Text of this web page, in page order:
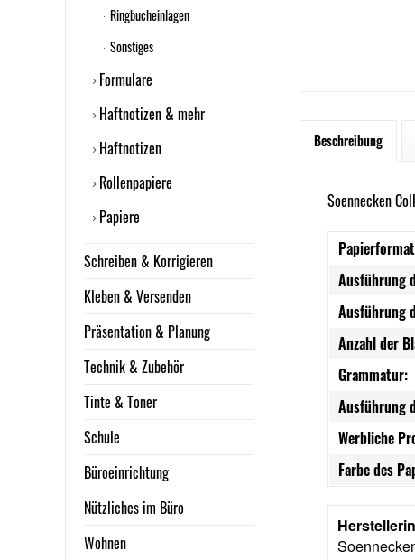
Ringbucheinlagen
Sonstiges
Formulare
Haftnotizen & mehr
Haftnotizen
Rollenpapiere
Papiere
Schreiben & Korrigieren
Kleben & Versenden
Präsentation & Planung
Technik & Zubehör
Tinte & Toner
Schule
Büroeinrichtung
Nützliches im Büro
Wohnen
Beschreibung
Soennecken
Ausführung
Ausführung
Anzahl der
Grammatur:
Ausführung
Werbliche
Farbe des